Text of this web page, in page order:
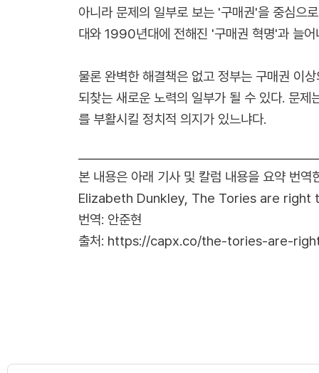
아니라 문제의 일부로 보는 '구매권'을 중심으
대와 1990년대에 전해진 '구매권 혁명'과 늘
물론 완벽한 해결책은 없고 정부는 구매권 이
되찾는 새로운 노력의 일부가 될 수 있다. 문
를 부활시킬 정치적 의지가 있느냐다.
본 내용은 아래 기사 및 칼럼 내용을 요약 번역
Elizabeth Dunkley, The Tories are
번역: 안준현
출처: https://capx.co/the-tories-are-